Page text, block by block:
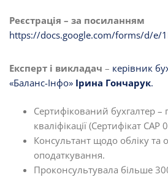
Реєстрація – за посиланням
https://docs.google.com/forms/d/e/
Експерт і викладач – керівник
«Баланс-Інфо» Ірина Гончарук.
Сертифікований бухгалтер –
кваліфікації (Сертифікат САР
Консультант щодо обліку та
оподаткування.
Проконсультувала більше